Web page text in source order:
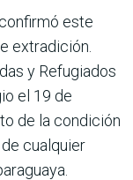
este
extradición.
y Refugiados
el 19 de
de la condición
cualquier